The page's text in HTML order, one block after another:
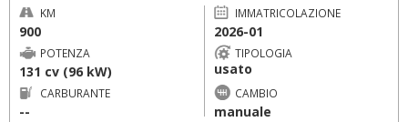
KM
900
IMMATRICOLAZIONE
2026-01
POTENZA
131 cv (96 kW)
TIPOLOGIA
usato
CARBURANTE
--
CAMBIO
manuale